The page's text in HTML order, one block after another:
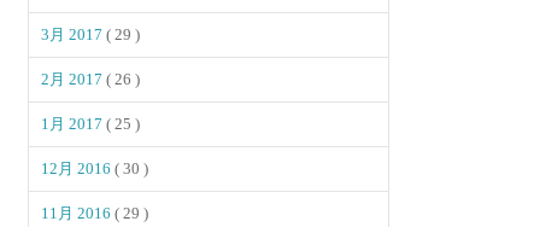
3月 2017( 29 )
2月 2017( 26 )
1月 2017( 25 )
12月 2016( 30 )
11月 2016( 29 )